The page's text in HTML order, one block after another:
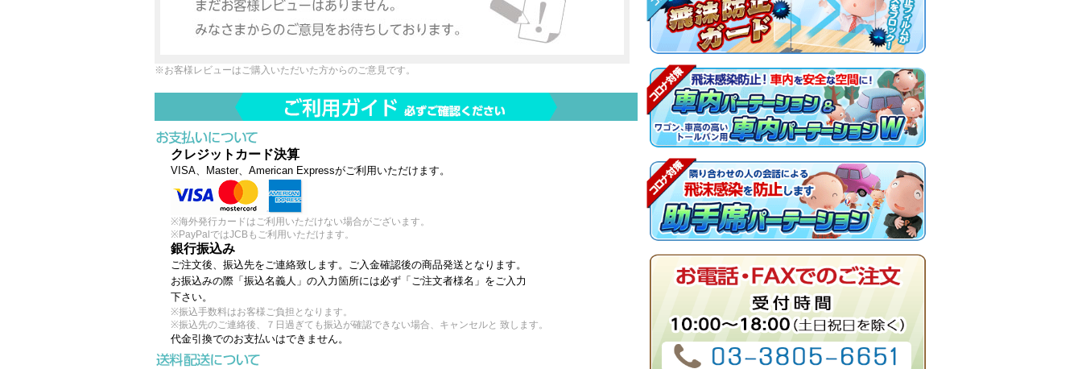
※お客様レビューはご購入いただいた方からのご意見です。
クレジットカード決算
VISA、Master、American Expressがご利用いただけます。
※海外発行カードはご利用いただけない場合がございます。
※PayPalではJCBもご利用いただけます。
銀行振込み
ご注文後、振込先をご連絡致します。ご入金確認後の商品発送となります。
お振込みの際「振込名義人」の入力箇所には必ず「ご注文者様名」をご入力
下さい。
※振込手数料はお客様ご負担となります。
※振込先のご連絡後、７日過ぎても振込が確認できない場合、キャンセルと 致します。
代金引換でのお支払いはできません。